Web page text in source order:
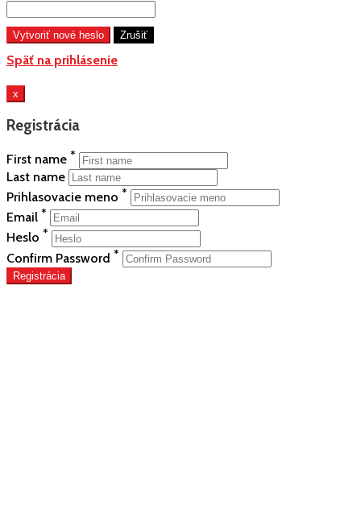
Späť na prihlásenie
x
Registrácia
First name *
Last name
Prihlasovacie meno *
Email *
Heslo *
Confirm Password *
Registrácia